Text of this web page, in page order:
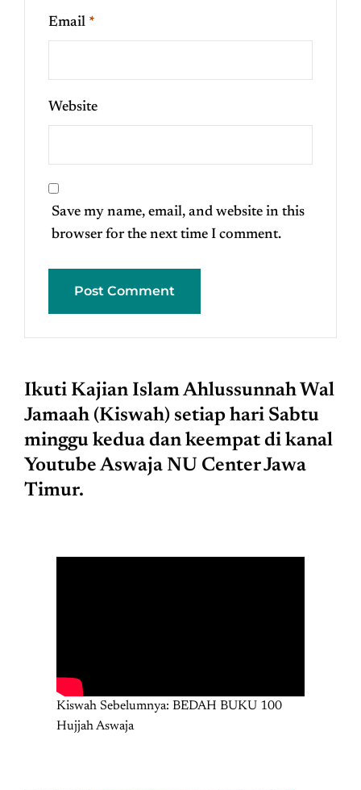
Email *
Website
Save my name, email, and website in this
browser for the next time I comment.
Ikuti Kajian Islam Ahlussunnah Wal
Jamaah (Kiswah) setiap hari Sabtu
minggu kedua dan keempat di kanal
Youtube Aswaja NU Center Jawa
Timur.
Kiswah Sebelumnya: BEDAH BUKU 100
Hujjah Aswaja